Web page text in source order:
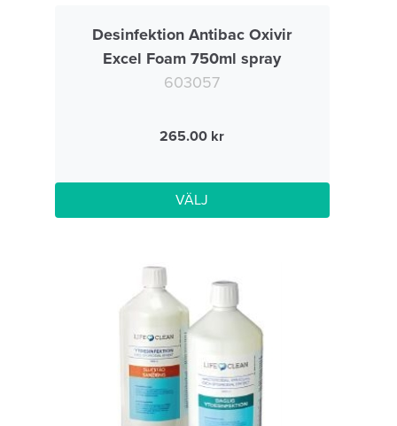
Desinfektion Antibac Oxivir
Excel Foam 750ml spray
603057
265.00
VÄLJ